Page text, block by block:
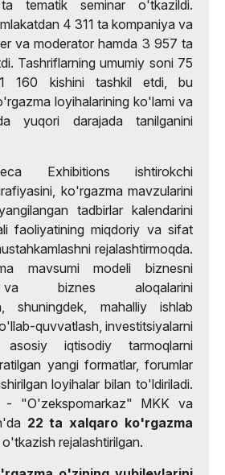
tematik seminar o'tkazildi.
4 311 ta kompaniya va
va moderator hamda 3 957 ta
Tashriflarning umumiy soni 75
160 kishini tashkil etdi, bu
loyihalarining ko'lami va
yuqori darajada tanilganini
Exhibitions ishtirokchi
ko'rgazma mavzularini
tadbirlar kalendarini
faoliyatining miqdoriy va sifat
rejalashtirmoqda.
mavsumi modeli biznesni
va biznes aloqalarini
shuningdek, mahalliy ishlab
quvvatlash, investitsiyalarni
iqtisodiy tarmoqlarni
yangi formatlar, forumlar
loyihalar bilan to'ldiriladi.
- "O'zekspomarkaz" MKK va
22 ta xalqaro ko'rgazma
o'tkazish rejalashtirilgan.